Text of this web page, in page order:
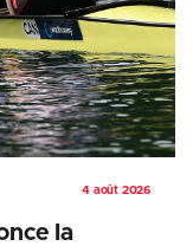
4 août 2026
la